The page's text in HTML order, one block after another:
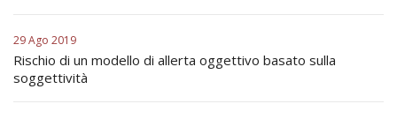
29 Ago 2019
Rischio di un modello di allerta oggettivo basato sulla
soggettività